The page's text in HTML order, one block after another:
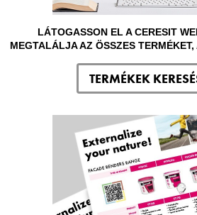
LÁTOGASSON EL A CERESIT
MEGTALÁLJA AZ ÖSSZES
TERMÉKEK